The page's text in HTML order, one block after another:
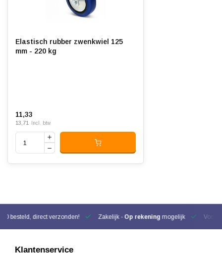
Elastisch rubber zwenkwiel 125
mm - 220 kg
11,33
13,71 Incl. btw
besteld, direct verzonden! Zakelijk - Op rekening mogelijk Voor
Klantenservice